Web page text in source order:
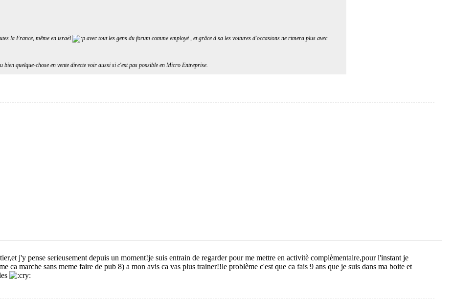
la France, même en israël
avec tout les gens du forum comme employé , et grâce à sa les voitures d'occasions ne rimera plus avec
bien quelque-chose en vente directe voir aussi si c'est pas possible en Micro Entreprise.
j'y pense serieusement depuis un moment!je suis entrain de regarder pour me mettre en activitè complèmentaire,pour l'instant je
ca marche sans meme faire de pub 8) a mon avis ca vas plus trainer!!le problème c'est que ca fais 9 ans que je suis dans ma boite et